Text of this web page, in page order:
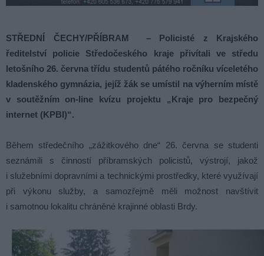
STŘEDNÍ ČECHY/PŘÍBRAM – Policisté z Krajského
ředitelství policie Středočeského kraje přivítali ve středu
letošního 26. června třídu studentů pátého ročníku víceletého
kladenského gymnázia, jejíž žák se umístil na výherním místě
v soutěžním on-line kvízu projektu „Kraje pro bezpečný
internet (KPBI)“.
Během středečního „zážitkového dne“ 26. června se studenti
seznámili s činností příbramských policistů, výstrojí, jakož
i služebními dopravními a technickými prostředky, které využívají
při výkonu služby, a samozřejmě měli možnost navštívit
i samotnou lokalitu chráněné krajinné oblasti Brdy.